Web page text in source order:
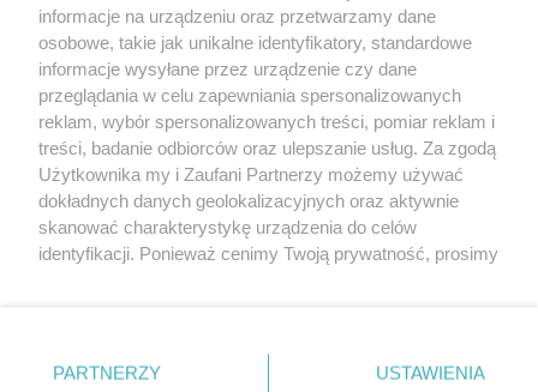
Zapamiętać?
Zaloguj
Zapomniałem hasła
Copyright © 2022 Kurier Szczeciński sp. z o.o.
informacje na urządzeniu oraz przetwarzamy dane
osobowe, takie jak unikalne identyfikatory, standardowe
informacje wysyłane przez urządzenie czy dane
przeglądania w celu zapewniania spersonalizowanych
reklam, wybór spersonalizowanych treści, pomiar reklam i
treści, badanie odbiorców oraz ulepszanie usług. Za zgodą
Użytkownika my i Zaufani Partnerzy możemy używać
dokładnych danych geolokalizacyjnych oraz aktywnie
skanować charakterystykę urządzenia do celów
identyfikacji. Ponieważ cenimy Twoją prywatność, prosimy
prywatności znajdujący się w lewym dolnym rogu strony
. Niektóre rodzaje przetwarzania danych nie wymagają
PARTNERZY USTAWIENIA